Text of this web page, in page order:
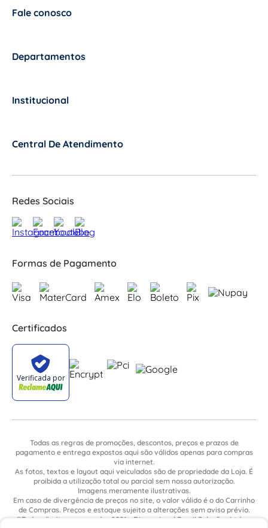
Fale conosco
Departamentos
Institucional
Central De Atendimento
Redes Sociais
Formas de Pagamento
Certificados
Todas as regras de promoções, descontos, preços e prazos de
pagamento e entrega expostos aqui são válidos apenas para compras
via internet.
As fotos, textos e layout aqui veiculados são de propriedade da Loja. É
proibida a utilização total ou parcial sem nossa autorização.
Imagens meramente ilustrativas.
Em caso de divergência de preços no site, o valor válido é o do Carrinho
de Compras. Preços e estoque sujeito a alterações sem aviso prévio.
©Todos direitos reservados 2021 - Dimensional Brasil Soluções Ltda. -